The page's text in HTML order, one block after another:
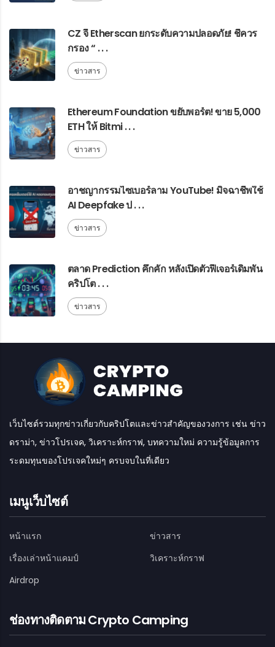
CZ จี้ Etherscan ยกระดับความปลอดภัย! ชี้ควร
กรอง “ . . .
ข่าวสาร
Ethereum Foundation ขยับพอร์ต! ขาย 5,000
ETH ให้ Bitmi . . .
ข่าวสาร
อาชญากรรมไซเบอร์ลาม YouTube! มิจฉาชีพใช้
AI Deepfake ป . . .
ข่าวสาร
ตลาด Prediction คึกคัก หลังเปิดตัวฟีเจอร์เดิมพัน
คริปโต . . .
ข่าวสาร
เว็บไซต์รวมทุกข่าวเกี่ยวกับคริปโตและข่าวสำคัญของวงการ เช่น ข่าว
ดราม่า, ข่าวโปรเจค, วิเคราะห์กราฟ, บทความใหม่ ความรู้ข้อมูลการ
ระดมทุนของโปรเจคใหม่ๆ ครบจบในที่เดียว
เมนูเว็บไซต์
หน้าแรก
ข่าวสาร
เรื่องเล่าหน้าแคมป์
วิเคราะห์กราฟ
Airdrop
ช่องทางติดตาม Crypto Camping